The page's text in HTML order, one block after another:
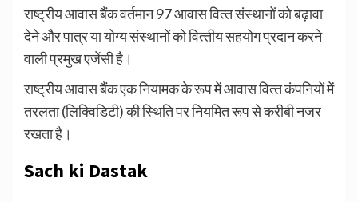
राष्‍ट्रीय आवास बैंक वर्तमान 97 आवास वित्‍त संस्‍थानों को बढ़ावा
देने और पात्र या योग्‍य संस्‍थानों को वित्‍तीय सहयोग प्रदान करने
वाली प्रमुख एजेंसी है।
राष्‍ट्रीय आवास बैंक एक नियामक के रूप में आवास वित्‍त कंपनियों में
तरलता (लिक्विडिटी) की स्थिति पर नियमित रूप से करीबी नजर
रखता है।
Sach ki Dastak